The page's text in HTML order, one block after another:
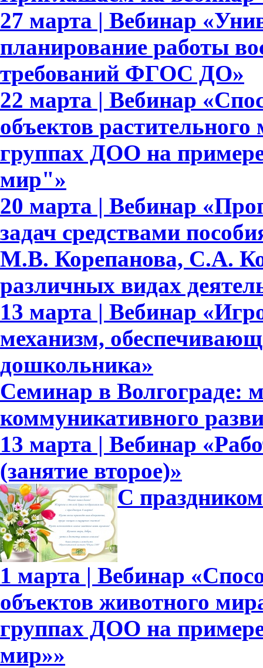
27 марта | Вебинар
планирование работы
требований ФГОС ДО»
22 марта | Вебинар
объектов
группах ДОО на
мир"»
20 марта | Вебинар
задач средствами
М.В. Корепанова, С.А.
различных видах
13 марта | Вебинар
механизм,
дошкольника»
Семинар в Волгограде:
коммуникативного
13 марта | Вебинар
(занятие второе)»
С
1 марта | Вебинар
объектов животного
группах ДОО на
мир»»